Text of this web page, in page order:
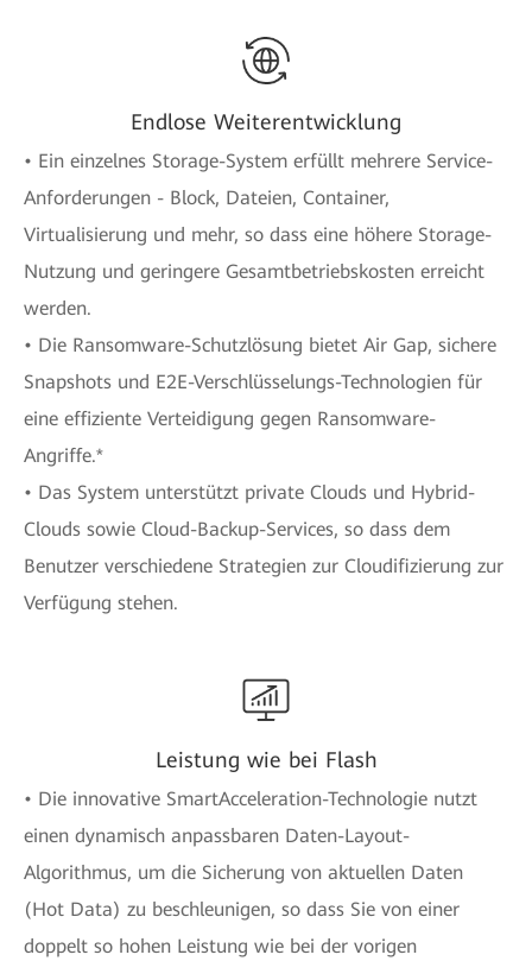
Endlose Weiterentwicklung
• Ein einzelnes Storage-System erfüllt mehrere Service-
Anforderungen - Block, Dateien, Container,
Virtualisierung und mehr, so dass eine höhere Storage-
Nutzung und geringere Gesamtbetriebskosten erreicht
werden.
• Die Ransomware-Schutzlösung bietet Air Gap, sichere
Snapshots und E2E-Verschlüsselungs-Technologien für
eine effiziente Verteidigung gegen Ransomware-
Angriffe.*
• Das System unterstützt private Clouds und Hybrid-
Clouds sowie Cloud-Backup-Services, so dass dem
Benutzer verschiedene Strategien zur Cloudifizierung zur
Verfügung stehen.
Leistung wie bei Flash
• Die innovative SmartAcceleration-Technologie nutzt
einen dynamisch anpassbaren Daten-Layout-
Algorithmus, um die Sicherung von aktuellen Daten
(Hot Data) zu beschleunigen, so dass Sie von einer
doppelt so hohen Leistung wie bei der vorigen